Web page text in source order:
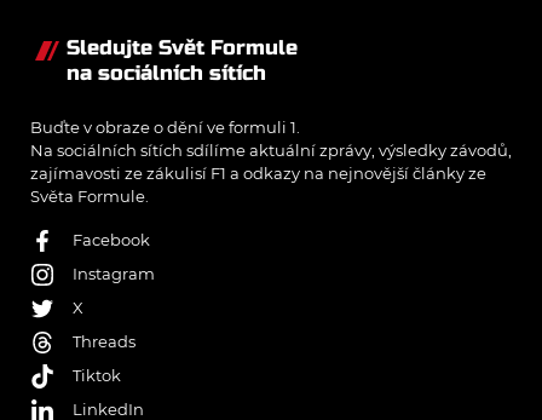
Sledujte Svět Formule
na sociálních sítích
Buďte v obraze o dění ve formuli 1.
Na sociálních sítích sdílíme aktuální zprávy, výsledky závodů,
zajímavosti ze zákulisí F1 a odkazy na nejnovější články ze
Světa Formule.
Facebook
Instagram
X
Threads
Tiktok
LinkedIn